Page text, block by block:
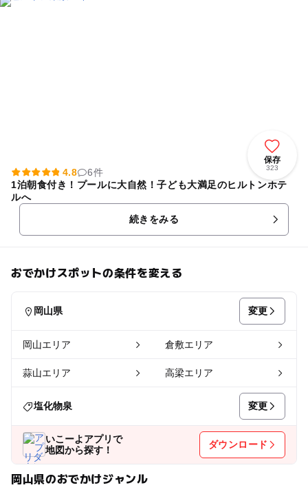
保存
323
4.8
6件
1泊朝食付き！プールに大自然！子ども大満足のヒルトンホテ
ルへ
続きをみる
おでかけスポットの条件を変える
岡山県 変更
岡山エリア 倉敷エリア
蒜山エリア 高梁エリア
塩化物泉 変更
いこーよアプリで
地図から探す！
ダウンロード
岡山県のおでかけジャンル